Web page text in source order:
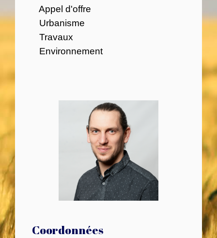
Appel d'offre
Urbanisme
Travaux
Environnement
Coordonnées